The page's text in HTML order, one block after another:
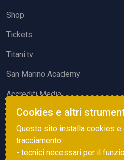
Shop
Tickets
Titani.tv
San Marino Academy
Accrediti Media
ATTIVITÀ ED EVENTI
Squadre di Calcio
Associazione Sammarinese
Cookies e altri
Questo sito installa cookies e
tracciamento:
- tecnici necessari per il